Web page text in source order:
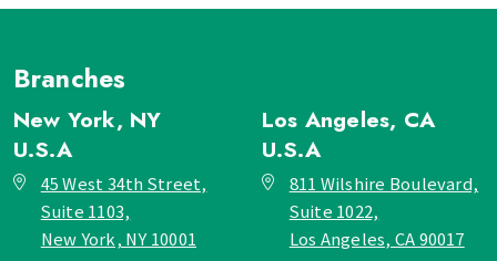
Branches
New York, NY
U.S.A
45 West 34th Street,
Suite 1103,
New York, NY 10001
Los Angeles, CA
U.S.A
811 Wilshire Boulevard,
Suite 1022,
Los Angeles, CA 90017